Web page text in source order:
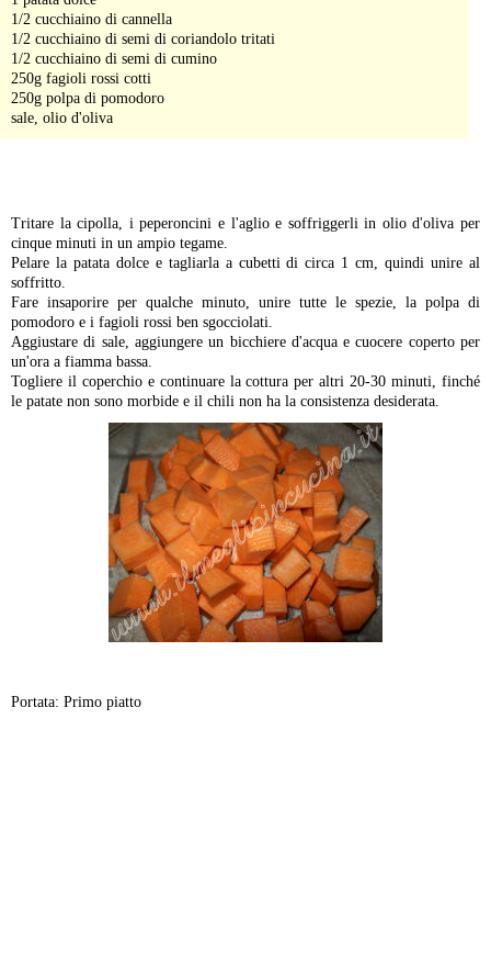
1/2 cucchiaino di cannella
1/2 cucchiaino di semi di coriandolo tritati
1/2 cucchiaino di semi di cumino
250g fagioli rossi cotti
250g polpa di pomodoro
sale, olio d'oliva
Tritare la cipolla, i peperoncini e l'aglio e soffriggerli in olio d'oliva per
cinque minuti in un ampio tegame.
Pelare la patata dolce e tagliarla a cubetti di circa 1 cm, quindi unire al
soffritto.
Fare insaporire per qualche minuto, unire tutte le spezie, la polpa di
pomodoro e i fagioli rossi ben sgocciolati.
Aggiustare di sale, aggiungere un bicchiere d'acqua e cuocere coperto per
un'ora a fiamma bassa.
Togliere il coperchio e continuare la cottura per altri 20-30 minuti, finché
le patate non sono morbide e il chili non ha la consistenza desiderata.
Portata: Primo piatto